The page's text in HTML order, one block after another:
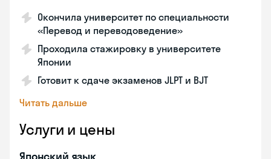
Окончила университет по специальности
«Перевод и переводоведение»
Проходила стажировку в университете
Японии
Готовит к сдаче экзаменов JLPT и BJT
Читать дальше
Услуги и цены